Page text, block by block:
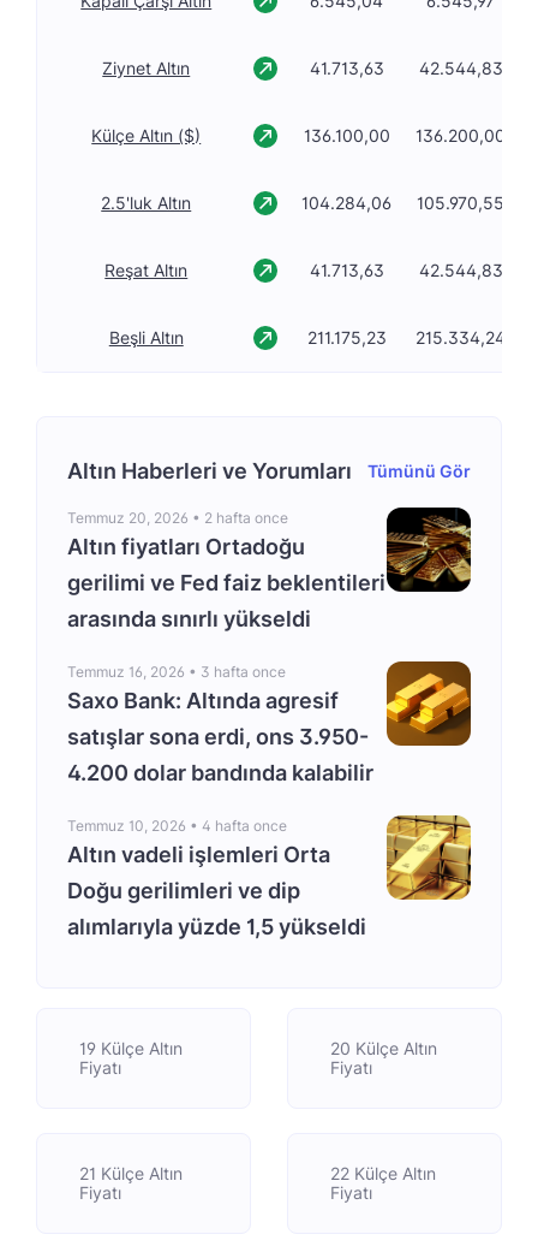
Ziynet Altın 41.713,63 42.544,83
Külçe Altın ($) 136.100,00 136.200,00
2.5'luk Altın 104.284,06 105.970,55
Reşat Altın 41.713,63 42.544,83
Beşli Altın 211.175,23 215.334,24
Altın Haberleri ve Yorumları Tümünü Gör
Temmuz 20, 2026 • 2 hafta once
Altın fiyatları Ortadoğu
gerilimi ve Fed faiz beklentileri
arasında sınırlı yükseldi
Temmuz 16, 2026 • 3 hafta once
Saxo Bank: Altında agresif
satışlar sona erdi, ons 3.950-
4.200 dolar bandında kalabilir
Temmuz 10, 2026 • 4 hafta once
Altın vadeli işlemleri Orta
Doğu gerilimleri ve dip
alımlarıyla yüzde 1,5 yükseldi
19 Külçe Altın
Fiyatı
20 Külçe Altın
Fiyatı
21 Külçe Altın
Fiyatı
22 Külçe Altın
Fiyatı